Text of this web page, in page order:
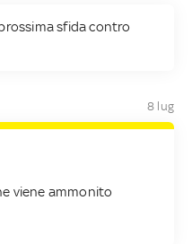
sfida contro
8 lug
viene ammonito